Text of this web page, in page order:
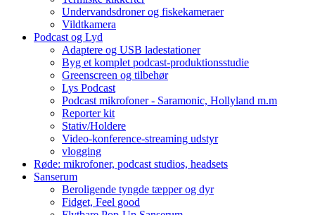
Undervandsdroner og fiskekameraer
Vildtkamera
Podcast og Lyd
Adaptere og USB ladestationer
Byg et komplet podcast-produktionsstudie
Greenscreen og tilbehør
Lys Podcast
Podcast mikrofoner - Saramonic, Hollyland m.m
Reporter kit
Stativ/Holdere
Video-konference-streaming udstyr
vlogging
Røde: mikrofoner, podcast studios, headsets
Sanserum
Beroligende tyngde tæpper og dyr
Fidget, Feel good